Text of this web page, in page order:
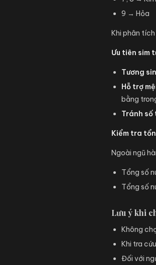
9 → Hỏa
Khi phân
Ưu tiên sim
Tương
Hỗ trợ
bằng
Tránh số
Kiểm tra
Ngoài ngũ
Tổng số
Tổng số
Lưu ý khi
Không
Khi tra
Đối với